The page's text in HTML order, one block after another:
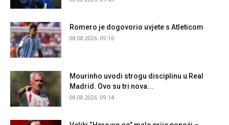
Romero je dogovorio uvjete s Atleticom
08.08.2026. 09:16
Mourinho uvodi strogu disciplinu u Real
Madrid. Ovo su tri nova...
08.08.2026. 09:14